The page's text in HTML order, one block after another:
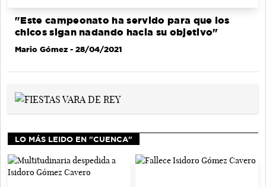
"Este campeonato ha servido para que los
chicos sigan nadando hacia su objetivo"
Mario Gómez - 28/04/2021
LO MÁS LEIDO EN "CUENCA"